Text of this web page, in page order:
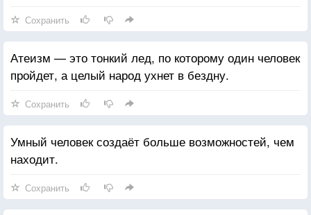
Сохранить
Атеизм — это тонкий лед, по которому один человек
пройдет, а целый народ ухнет в бездну.
Сохранить
Умный человек создаёт больше возможностей, чем
находит.
Сохранить